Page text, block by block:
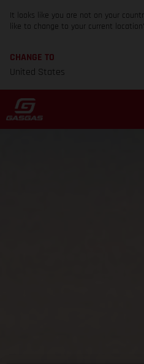
It looks like you are not on your
like to change to your current
CHANGE TO
United States